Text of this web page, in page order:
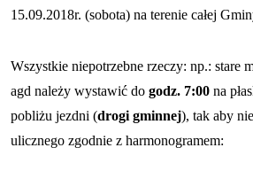
15.09.2018r. (sobota) na terenie całej
Wszystkie niepotrzebne rzeczy: np.: stare
agd należy wystawić do godz. 7:00 na
pobliżu jezdni (drogi gminnej), tak aby
ulicznego zgodnie z harmonogramem: